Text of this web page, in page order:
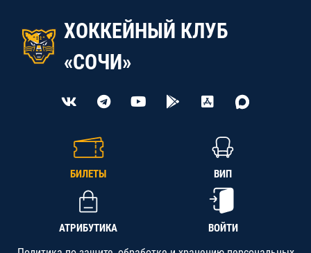
ХОККЕЙНЫЙ КЛУБ
«СОЧИ»
БИЛЕТЫ ВИП
АТРИБУТИКА ВОЙТИ